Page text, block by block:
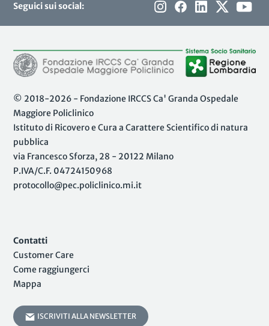
Seguici sui social:
© 2018-2026 - Fondazione IRCCS Ca' Granda Ospedale
Maggiore Policlinico
Istituto di Ricovero e Cura a Carattere Scientifico di natura
pubblica
via Francesco Sforza, 28 - 20122 Milano
P.IVA/C.F. 04724150968
protocollo@pec.policlinico.mi.it
Contatti
Customer Care
Come raggiungerci
Mappa
ISCRIVITI ALLA NEWSLETTER